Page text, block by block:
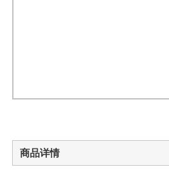
商品详情